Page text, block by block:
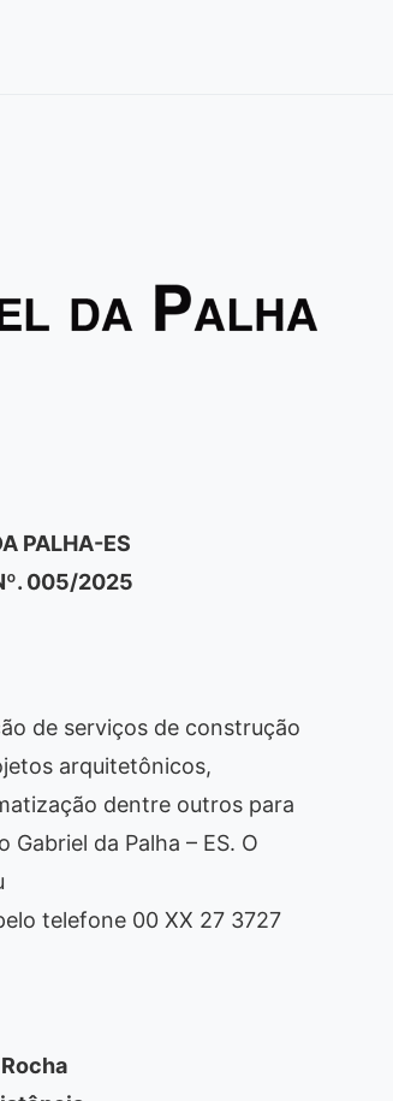
PALHA-ES
005/2025
de serviços de construção
arquitetônicos,
dentre outros para
da Palha – ES. O
telefone 00 XX 27 3727